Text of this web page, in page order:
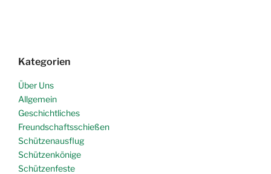
Kategorien
Über Uns
Allgemein
Geschichtliches
Freundschaftsschießen
Schützenausflug
Schützenkönige
Schützenfeste